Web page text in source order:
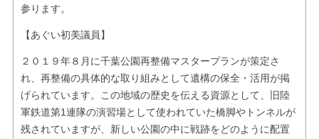
参ります。
【あぐい初美議員】
２０１９年８月に千葉公園再整備マスタープランが策定さ
れ、再整備の具体的な取り組みとして遺構の保全・活用が掲
げられています。この地域の歴史を伝える資源として、旧陸
軍鉄道第1連隊の演習場として使われていた橋脚やトンネルが
残されていますが、新しい公園の中に戦跡をどのように配置